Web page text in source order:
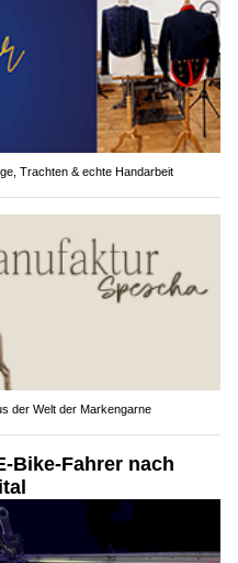
Trachten & echte Handarbeit
der Welt der Markengarne
Bike-Fahrer nach